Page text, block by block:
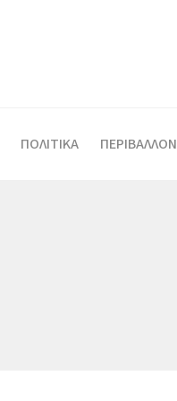
ΠΟΛΙΤΙΚΑ ΠΕΡΙΒΑΛΛΟΝ